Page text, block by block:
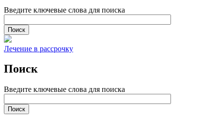
Введите ключевые слова для поиска
Лечение в рассрочку
Поиск
Введите ключевые слова для поиска